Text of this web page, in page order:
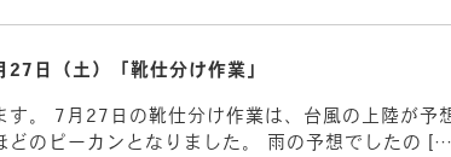
日（土）「靴仕分け作業」
。 7月27日の靴仕分け作業は、台風の上陸が予
のピーカンとなりました。 雨の予想でしたの […]